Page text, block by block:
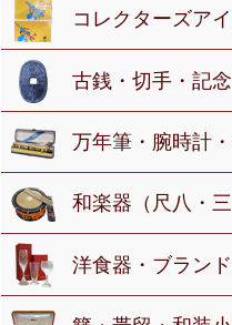
コレクターズア
古銭・切手・記
万年筆・腕時計
和楽器（尺八・
洋食器・ブラン